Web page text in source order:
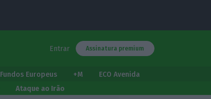
Entrar Assinatura premium
Fundos Europeus +M
ECO Avenida
Ataque ao Irão